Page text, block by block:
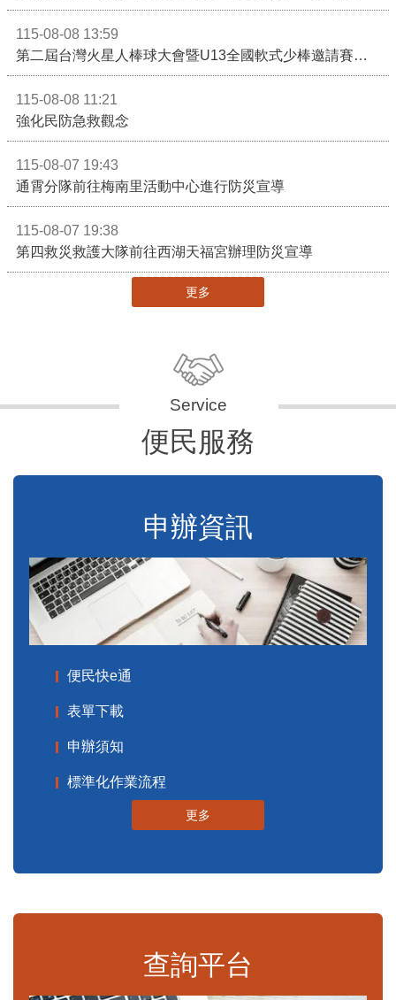
115-08-08 13:59
第二屆台灣火星人棒球大會暨U13全國軟式少棒邀請賽在苗栗舉辦
115-08-08 11:21
強化民防急救觀念
115-08-07 19:43
通霄分隊前往梅南里活動中心進行防災宣導
115-08-07 19:38
第四救災救護大隊前往西湖天福宮辦理防災宣導
更多
便民服務
申辦資訊
便民快e通
表單下載
申辦須知
標準化作業流程
更多
查詢平台